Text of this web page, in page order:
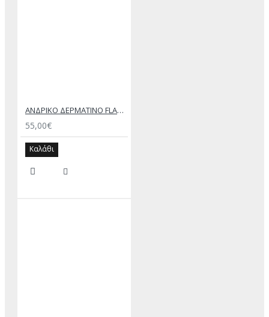
ΑΝΔΡΙΚΟ ΔΕΡΜΑΤΙΝΟ FLAT ΣΑΝΔΑΛΙ ΜΑΥΡΟ ΑΧΙΛΛΕΑΣ
55,00€
Καλάθι